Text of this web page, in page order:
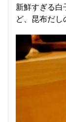
新鮮すぎる
ど、昆布だ